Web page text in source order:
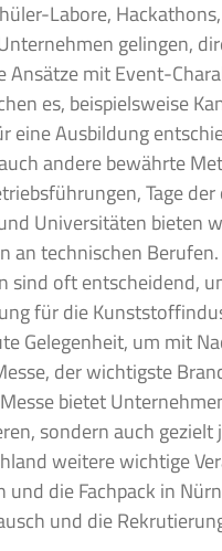
Labore,
gelingen,
Ansätze mit Event-
es, beispielsweise
eine Ausbildung
andere bewährte
Tage
Universitäten bieten
an technischen
sind oft entscheidend,
für die
Gelegenheit, um mit
der wichtigste
bietet
sondern auch gezielt
weitere wichtige
und die Fachpack in
und die